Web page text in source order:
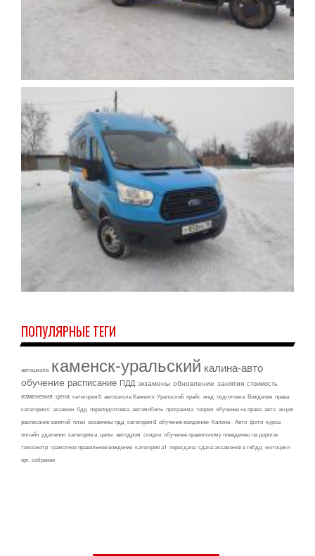
ПОПУЛЯРНЫЕ ТЕГИ
автошкола каменск-уральский калина-авто
обучение расписание ПДД экзамены обновление занятия стоимость
изменения цена категория b автошкола Каменск-Уральский прайс мед. подготовка Вождение права
категория c экзамен бдд переподготовка автомобиль программа теория обучение на права авто акция
расписание занятий план экзамены пдд категория d обучение вождению Калина - Авто фото курсы
онлайн удаленно категория а цены автодром скидки обучение правильному поведению на дорогах
техосмотр грамотное правильное вождение категория а1 пересдача сдача экзаменов в гибдд мотоцикл
орг. собрание